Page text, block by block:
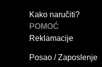
Kako naručiti?
POMOĆ
Reklamacije
Posao / Zaposlenje